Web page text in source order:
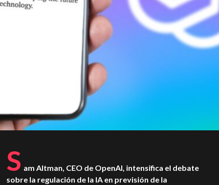
S am Altman, CEO de OpenAI, intensifica el debate
sobre la regulación de la IA en previsión de la